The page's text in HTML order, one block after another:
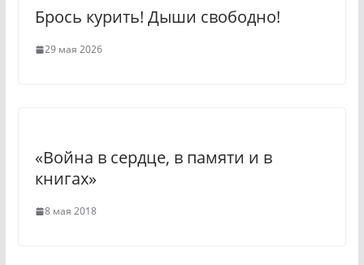
i
Брось курить! Дыши свободно!
29 мая 2026
«Война в сердце, в памяти и в
книгах»
8 мая 2018